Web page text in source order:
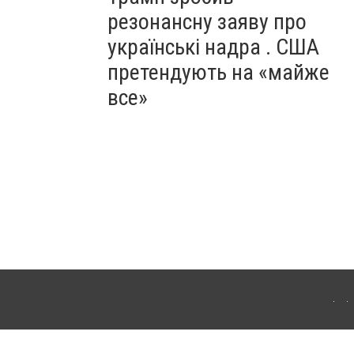
резонансну заяву про
українські надра . США
претендують на «майже
все»